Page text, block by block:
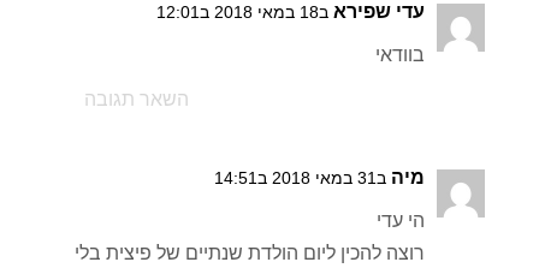
עדי שפירא ב18 במאי 2018 ב12:01
בוודאי
השאר תגובה
מיה ב31 במאי 2018 ב14:51
הי עדי
רוצה להכין ליום הולדת שנתיים של פיצית בלי